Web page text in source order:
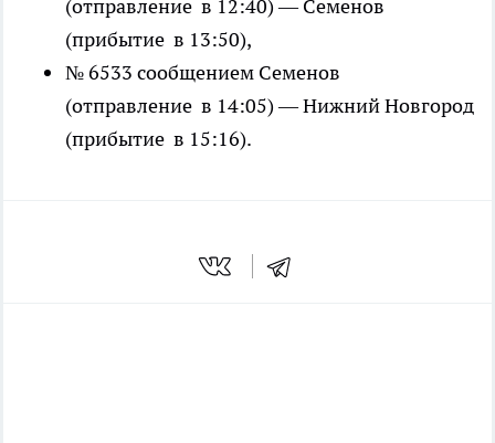
(отправление в 12:40) — Семенов
(прибытие в 13:50),
№ 6533 сообщением Семенов
(отправление в 14:05) — Нижний Новгород
(прибытие в 15:16).